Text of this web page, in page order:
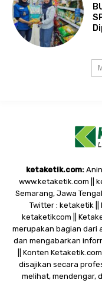
ketaketik.com:
www.ketaketik.com ||
Semarang, Jawa
Twitter : ketaketik ||
ketaketikcom ||
merupakan bagian dari
dan mengabarkan
|| Konten
disajikan secara
melihat, mendengar,